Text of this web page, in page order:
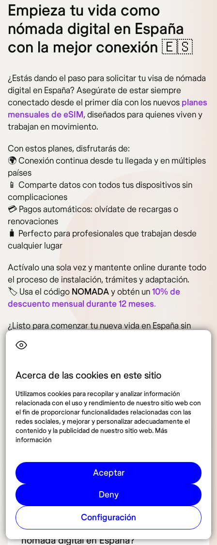
Acerca de las cookies en este sitio
Utilizamos cookies para recopilar y analizar información
relacionada con el uso y rendimiento de nuestro sitio web con
el fin de proporcionar funcionalidades relacionadas con las
redes sociales, y mejorar y personalizar adecuadamente el
contenido y la publicidad de nuestro sitio web. Más
información
Aceptar
Deny
Configuración
Empieza tu vida como
nómada digital en España
con la mejor conexión 🇪🇸
¿Estás dando el paso para solicitar tu visa de nómada
digital en España? Asegúrate de estar siempre
conectado desde el primer día con los nuevos planes
mensuales de eSIM, diseñados para quienes viven y
trabajan en movimiento.
Con estos planes, disfrutarás de:
🌍 Conexión continua desde tu llegada y en múltiples
países
📱 Comparte datos con todos tus dispositivos sin
complicaciones
💳 Pagos automáticos: olvídate de recargas o
renovaciones
🧳 Perfecto para profesionales que trabajan desde
cualquier lugar
Actívalo una sola vez y mantente online durante todo
el proceso de instalación, trámites y adaptación.
🏷️ Usa el código NOMADAy obtén un10% de
descuento mensual durante 12 meses.
¿Listo para comenzar tu nueva vida en España sin
interrupciones?
👉🏻Activa tu plan y ahorra 10% ahora mismo
Preguntas frecuentes sobre
abogados para tramitar la
España
¿Es obligatorio el acompañamiento de
un abogado para tramitar la visa de
nómada digital en España?